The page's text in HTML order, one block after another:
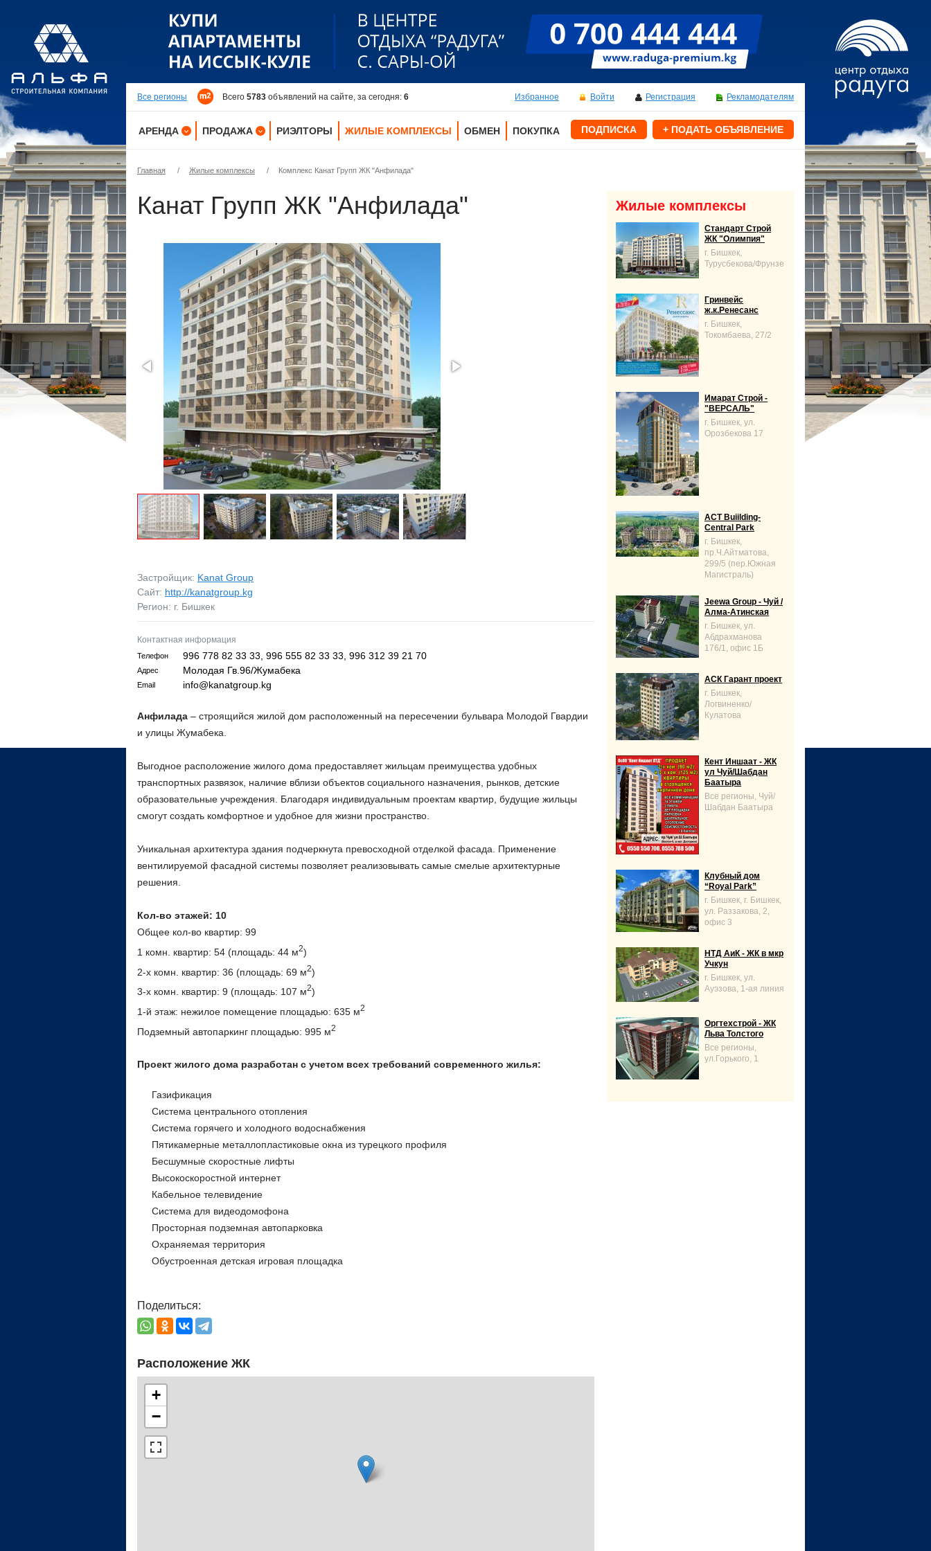
Все регионы Всего 5783 объявлений на сайте, за сегодня: 6 Избранное Войти Регистрация Рекламодателям
АРЕНДА
КОМНАТЫ
ПОМЕЩЕНИЯ
ЗДАНИЯ
МАГАЗИНЫ
ПРОМБАЗЫ
ПРОЧЕЕ
ВОЗЬМУ В АРЕНДУ
ПРОДАЖА
ДАЧИ
ОФИСЫ
ПОМЕЩЕНИЯ
ЗДАНИЯ
МАГАЗИНЫ
ПРОМБАЗЫ
ПРОЧЕЕ
ЗАРУБЕЖНАЯ НЕДВИЖИМОСТЬ
РИЭЛТОРЫ ЖИЛЫЕ КОМПЛЕКСЫ ОБМЕН ПОКУПКА ПОДПИСКА + ПОДАТЬ ОБЪЯВЛЕНИЕ
Главная / Жилые комплексы / Комплекс Канат Групп ЖК "Анфилада"
Канат Групп ЖК "Анфилада"
Застройщик: Kanat Group
Сайт: http://kanatgroup.kg
Регион: г. Бишкек
Контактная информация
Телефон 996 778 82 33 33, 996 555 82 33 33, 996 312 39 21 70
Адрес Молодая Гв.96/Жумабека
Email info@kanatgroup.kg
Анфилада – строящийся жилой дом расположенный на пересечении бульвара Молодой Гвардии
и улицы Жумабека.
Выгодное расположение жилого дома предоставляет жильцам преимущества удобных
транспортных развязок, наличие вблизи объектов социального назначения, рынков, детские
образовательные учреждения. Благодаря индивидуальным проектам квартир, будущие жильцы
смогут создать комфортное и удобное для жизни пространство.
Уникальная архитектура здания подчеркнута превосходной отделкой фасада. Применение
вентилируемой фасадной системы позволяет реализовывать самые смелые архитектурные
решения.
Кол-во этажей: 10
Общее кол-во квартир: 99
1 комн. квартир: 54 (площадь: 44 м2)
2-х комн. квартир: 36 (площадь: 69 м2)
3-х комн. квартир: 9 (площадь: 107 м2)
1-й этаж: нежилое помещение площадью: 635 м2
Подземный автопаркинг площадью: 995 м2
Проект жилого дома разработан с учетом всех требований современного жилья:
Газификация
Система центрального отопления
Система горячего и холодного водоснабжения
Пятикамерные металлопластиковые окна из турецкого профиля
Бесшумные скоростные лифты
Высокоскоростной интернет
Кабельное телевидение
Система для видеодомофона
Просторная подземная автопарковка
Охраняемая территория
Обустроенная детская игровая площадка
Поделиться:
Расположение ЖК
+
−
Жилые комплексы
Стандарт Строй
ЖК "Олимпия"
г. Бишкек,
Турусбекова/Фрунзе
Гринвейс
ж.к.Ренесанс
г. Бишкек,
Токомбаева, 27/2
Имарат Строй -
"ВЕРСАЛЬ"
г. Бишкек, ул.
Орозбекова 17
ACT Buiilding-
Central Park
г. Бишкек,
пр.Ч.Айтматова,
299/5 (пер.Южная
Магистраль)
Jeewa Group - Чуй /
Алма-Атинская
г. Бишкек, ул.
Абдрахманова
176/1, офис 1Б
АСК Гарант проект
г. Бишкек,
Логвиненко/
Кулатова
Кент Иншаат - ЖК
ул Чуй/Шабдан
Баатыра
Все регионы, Чуй/
Шабдан Баатыра
Клубный дом
“Royal Park”
г. Бишкек, г. Бишкек,
ул. Раззакова, 2,
офис 3
НТД АиК - ЖК в мкр
Учкун
г. Бишкек, ул.
Ауэзова, 1-ая линия
Оргтехстрой - ЖК
Льва Толстого
Все регионы,
ул.Горького, 1